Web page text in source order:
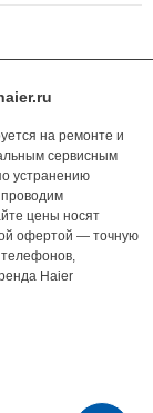
на ремонте и
сервисным
устранению
проводим
цены носят
офертой — точную
Haier